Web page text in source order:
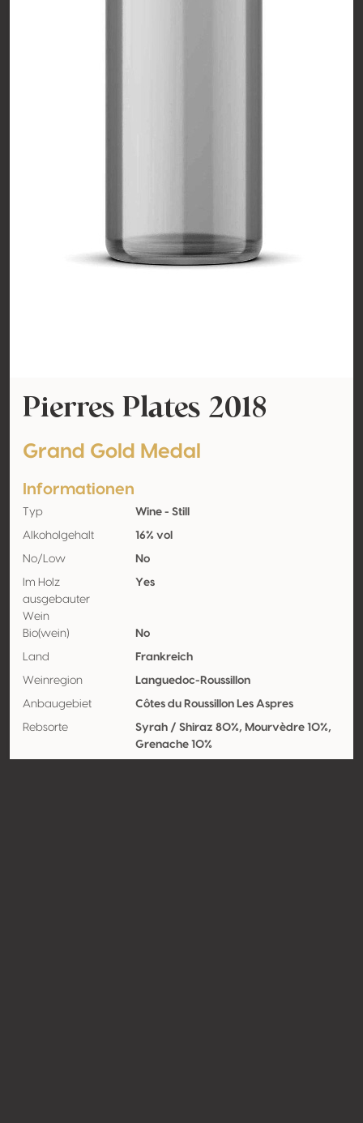
Pierres Plates 2018
Grand Gold Medal
Informationen
Typ Wine - Still
Alkoholgehalt 16% vol
No/Low No
Im Holz
ausgebauter
Wein
Yes
Bio(wein) No
Land Frankreich
Weinregion Languedoc-Roussillon
Anbaugebiet Côtes du Roussillon Les Aspres
Rebsorte
Syrah / Shiraz 80%, Mourvèdre 10%,
Grenache 10%